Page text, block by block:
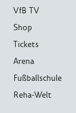
VfB TV
Shop
Tickets
Arena
Fußballschule
Reha-Welt